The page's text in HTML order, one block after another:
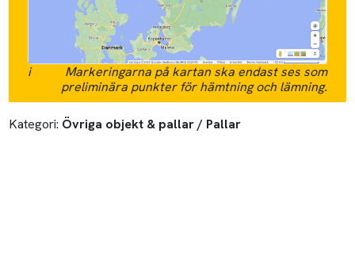
i
Markeringarna på kartan ska endast ses som
preliminära punkter för hämtning och lämning.
Kategori: Övriga objekt & pallar / Pallar